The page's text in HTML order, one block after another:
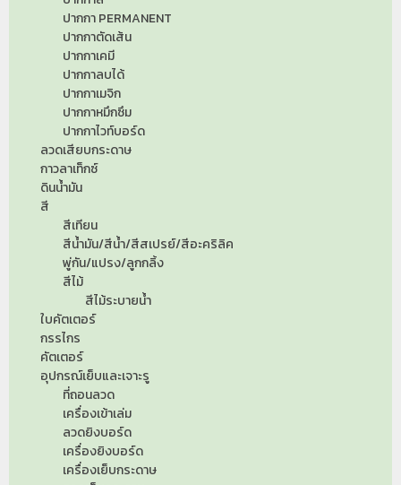
ปากกา PERMANENT
ปากกาตัดเส้น
ปากกาเคมี
ปากกาลบได้
ปากกาเมจิก
ปากกาหมึกซึม
ปากกาไวท์บอร์ด
ลวดเสียบกระดาษ
กาวลาเท็กซ์
ดินน้ำมัน
สี
สีเทียน
สีน้ำมัน/สีน้ำ/สีสเปรย์/สีอะคริลิค
พู่กัน/แปรง/ลูกกลิ้ง
สีไม้
สีไม้ระบายน้ำ
ใบคัตเตอร์
กรรไกร
คัตเตอร์
อุปกรณ์เย็บและเจาะรู
ที่ถอนลวด
เครื่องเข้าเล่ม
ลวดยิงบอร์ด
เครื่องยิงบอร์ด
เครื่องเย็บกระดาษ